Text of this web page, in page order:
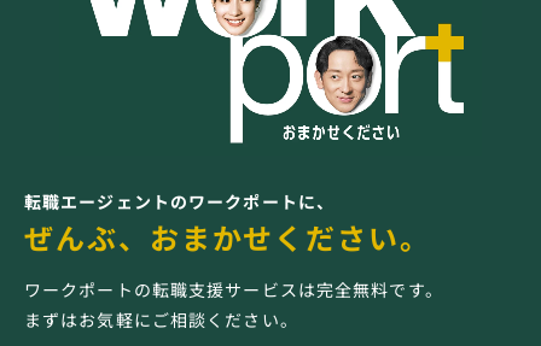
転職エージェントのワークポートに、
ぜんぶ、おまかせください。
ワークポートの転職支援サービスは完全無料です。
まずはお気軽にご相談ください。